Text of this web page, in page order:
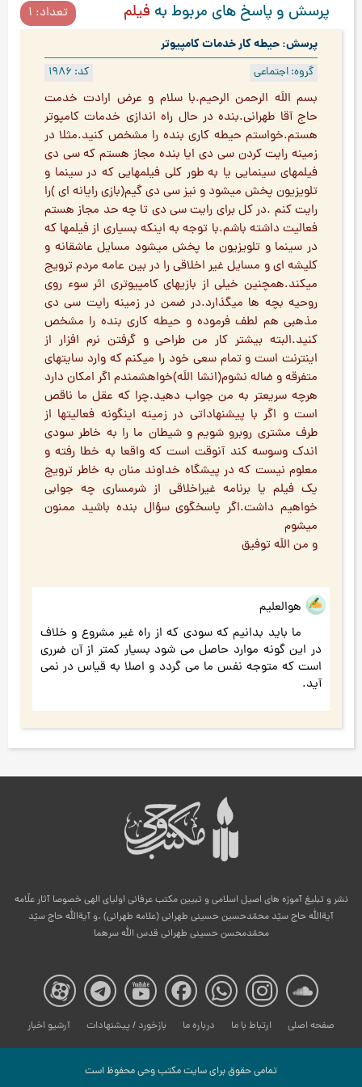
پرسش و پاسخ های مربوط به فیلم تعداد: 1
پرسش: حیطه کار خدمات کامپیوتر
کد: 1986 گروه: اجتماعی
بسم اللَه الرحمن الرحیم.با سلام و عرض ارادت خدمت
حاج آقا طهرانی.بنده در حال راه اندازی خدمات کامپوتر
هستم.خواستم حیطه کاری بنده را مشخص کنید.مثلا در
زمینه رایت کردن سی دی ایا بنده مجاز هستم که سی دی
فیلمهای سینمایی یا به طور کلی فیلمهایی که در سینما و
تلویزیون پخش میشود و نیز سی دی گیم(بازی رایانه ای )را
رایت کنم .در کل برای رایت سی دی تا چه حد مجاز هستم
فعالیت داشته باشم.با توجه به اینکه بسیاری از فیلمها که
در سینما و تلویزیون ما پخش میشود مسایل عاشقانه و
کلیشه ای و مسایل غیر اخلاقی را در بین عامه مردم ترویج
میکند.همچنین خیلی از بازیهای کامپیوتری اثر سوء روی
روحیه بچه ها میگذارد.در ضمن در زمینه رایت سی دی
مذهبی هم لطف فرموده و حیطه کاری بنده را مشخص
کنید.البته بیشتر کار من طراحی و گرفتن نرم افزار از
اینترنت است و تمام سعی خود را میکنم که وارد سایتهای
متفرقه و ضاله نشوم(انشا اللَه)خواهشمندم اگر امکان دارد
هرچه سریعتر به من جواب دهید.چرا که عقل ما ناقص
است و اگر با پیشنهاداتی در زمینه اینگونه فعالیتها از
طرف مشتری روبرو شویم و شیطان ما را به خاطر سودی
اندک وسوسه کند آنوقت است که واقعا به خطا رفته و
معلوم نیست که در پیشگاه خداوند منان به خاطر ترویج
یک فیلم یا برنامه غیراخلاقی از شرمساری چه جوابی
خواهیم داشت.اگر پاسخگوی سؤال بنده باشید ممنون
میشوم
و من اللَه توفیق
هوالعلیم
ما باید بدانیم که سودی که از راه غیر مشروع و خلاف
در این گونه موارد حاصل می شود بسیار کمتر از آن ضرری
است که متوجه نفس ما می گردد و اصلا به قیاس در نمی
آید.
نشر و تبلیغ آموزه های اصیل اسلامی و تبیین مکتب عرفانی اولیای الهی خصوصا آثار علّامه
آیةالله حاج سیّد محمّدحسین حسینی طهرانی (علامه طهرانی) .و آیةالله حاج سیّد
محمّدمحسن حسینی طهرانی قدس الله سرهما
صفحه
مکتب
صفحه
مکتب
صفحه
مکتب
صفحه
مکتب
صفحه
مکتب
صفحه اصلی ارتباط با ما درباره ما بازخورد / پیشنهادات آرشیو اخبار
تمامی حقوق برای سایت مكتب وحی محفوظ است